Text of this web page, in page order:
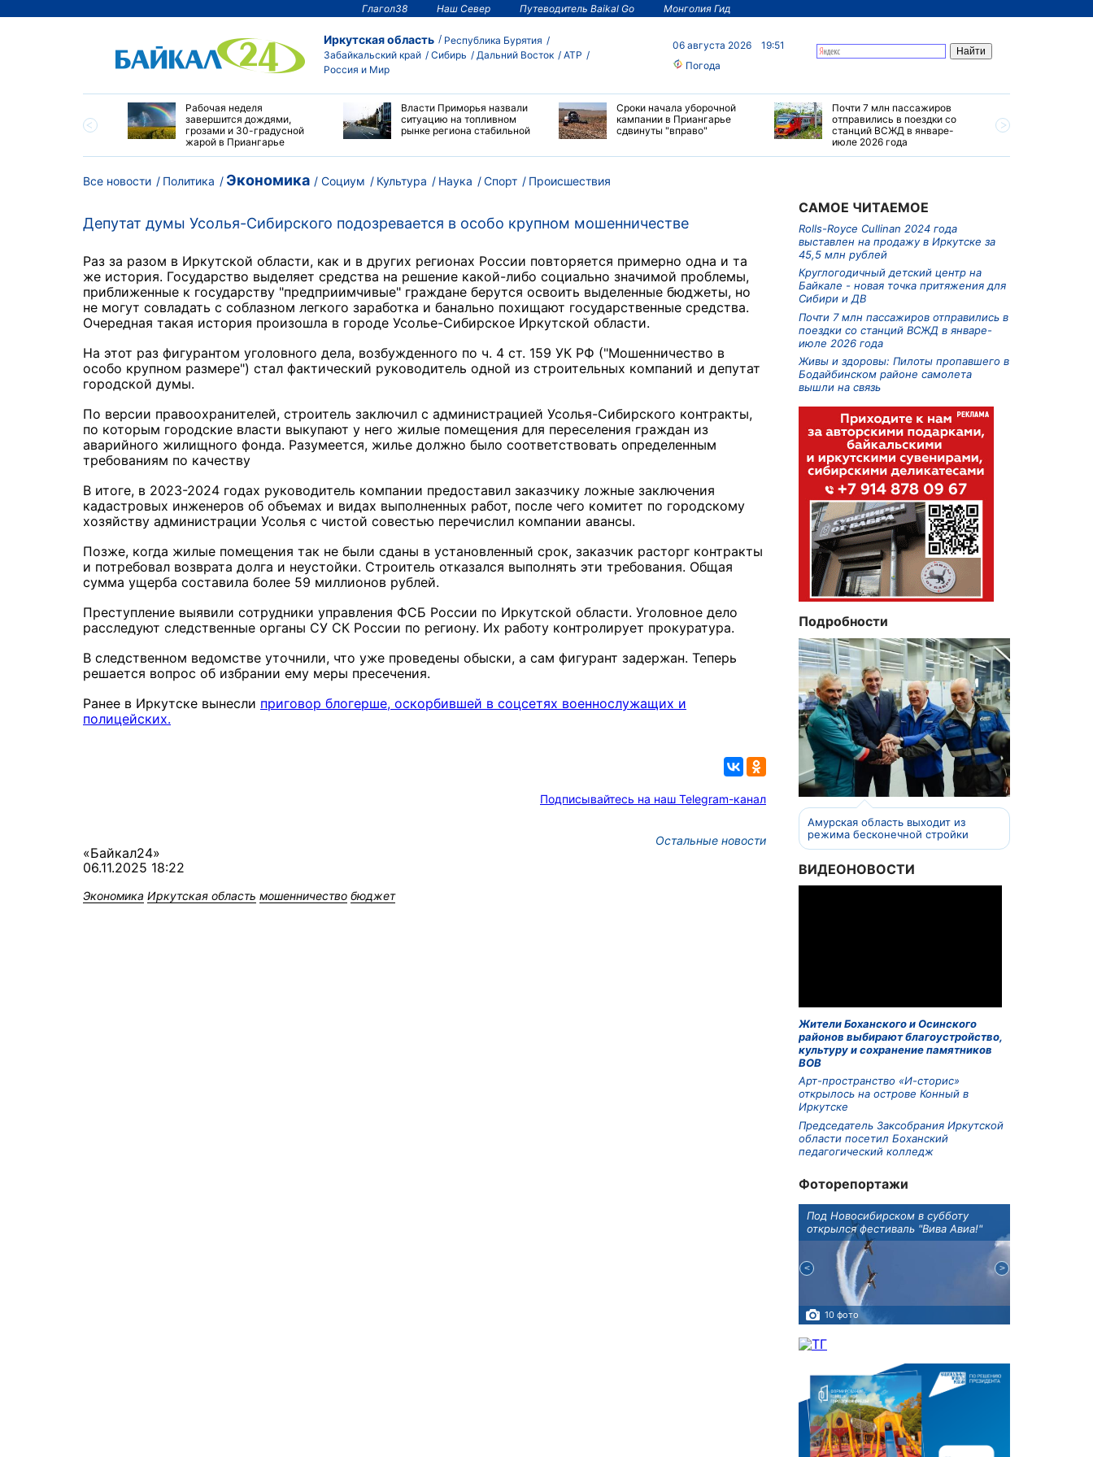
Глагол38 Наш Север Путеводитель Baikal Go Монголия Гид
Иркутская область
Республика Бурятия
Забайкальский край
Сибирь Дальний Восток
АТР
Россия и Мир
06 августа 2026
19:51
Погода
Рабочая неделя
завершится дождями,
грозами и 30-градусной
жарой в Приангарье
Власти Приморья назвали
ситуацию на топливном
рынке региона стабильной
Сроки начала уборочной
кампании в Приангарье
сдвинуты "вправо"
Почти 7 млн пассажиров
отправились в поездки со
станций ВСЖД в январе-
июле 2026 года
Все новости Политика Экономика Социум Культура Наука Спорт Происшествия
Депутат думы Усолья-Сибирского подозревается в особо крупном мошенничестве
Раз за разом в Иркутской области, как и в других регионах России повторяется примерно одна и та
же история. Государство выделяет средства на решение какой-либо социально значимой проблемы,
приближенные к государству "предприимчивые" граждане берутся освоить выделенные бюджеты, но
не могут совладать с соблазном легкого заработка и банально похищают государственные средства.
Очередная такая история произошла в городе Усолье-Сибирское Иркутской области.
На этот раз фигурантом уголовного дела, возбужденного по ч. 4 ст. 159 УК РФ ("Мошенничество в
особо крупном размере") стал фактический руководитель одной из строительных компаний и депутат
городской думы.
По версии правоохранителей, строитель заключил с администрацией Усолья-Сибирского контракты,
по которым городские власти выкупают у него жилые помещения для переселения граждан из
аварийного жилищного фонда. Разумеется, жилье должно было соответствовать определенным
требованиям по качеству
В итоге, в 2023-2024 годах руководитель компании предоставил заказчику ложные заключения
кадастровых инженеров об объемах и видах выполненных работ, после чего комитет по городскому
хозяйству администрации Усолья с чистой совестью перечислил компании авансы.
Позже, когда жилые помещения так не были сданы в установленный срок, заказчик расторг контракты
и потребовал возврата долга и неустойки. Строитель отказался выполнять эти требования. Общая
сумма ущерба составила более 59 миллионов рублей.
Преступление выявили сотрудники управления ФСБ России по Иркутской области. Уголовное дело
расследуют следственные органы СУ СК России по региону. Их работу контролирует прокуратура.
В следственном ведомстве уточнили, что уже проведены обыски, а сам фигурант задержан. Теперь
решается вопрос об избрании ему меры пресечения.
Ранее в Иркутске вынесли приговор блогерше, оскорбившей в соцсетях военнослужащих и
полицейских.
Подписывайтесь на наш Telegram-канал
Остальные новости
«Байкал24»
06.11.2025 18:22
Экономика Иркутская область мошенничество бюджет
САМОЕ ЧИТАЕМОЕ
Rolls-Royce Cullinan 2024 года
выставлен на продажу в Иркутске за
45,5 млн рублей
Круглогодичный детский центр на
Байкале - новая точка притяжения для
Сибири и ДВ
Почти 7 млн пассажиров отправились в
поездки со станций ВСЖД в январе-
июле 2026 года
Живы и здоровы: Пилоты пропавшего в
Бодайбинском районе самолета
вышли на связь
Подробности
Амурская область выходит из
режима бесконечной стройки
ВИДЕОНОВОСТИ
Жители Боханского и Осинского
районов выбирают благоустройство,
культуру и сохранение памятников
ВОВ
Арт-пространство «И-сторис»
открылось на острове Конный в
Иркутске
Председатель Заксобрания Иркутской
области посетил Боханский
педагогический колледж
Фоторепортажи
Под Новосибирском в субботу
открылся фестиваль "Вива Авиа!"
10 фото